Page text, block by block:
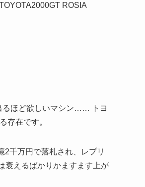
ROSIA
るほど欲しいマシン…… トヨ
存在です。
千万円で落札され、レプリ
衰えるばかりかますます上が